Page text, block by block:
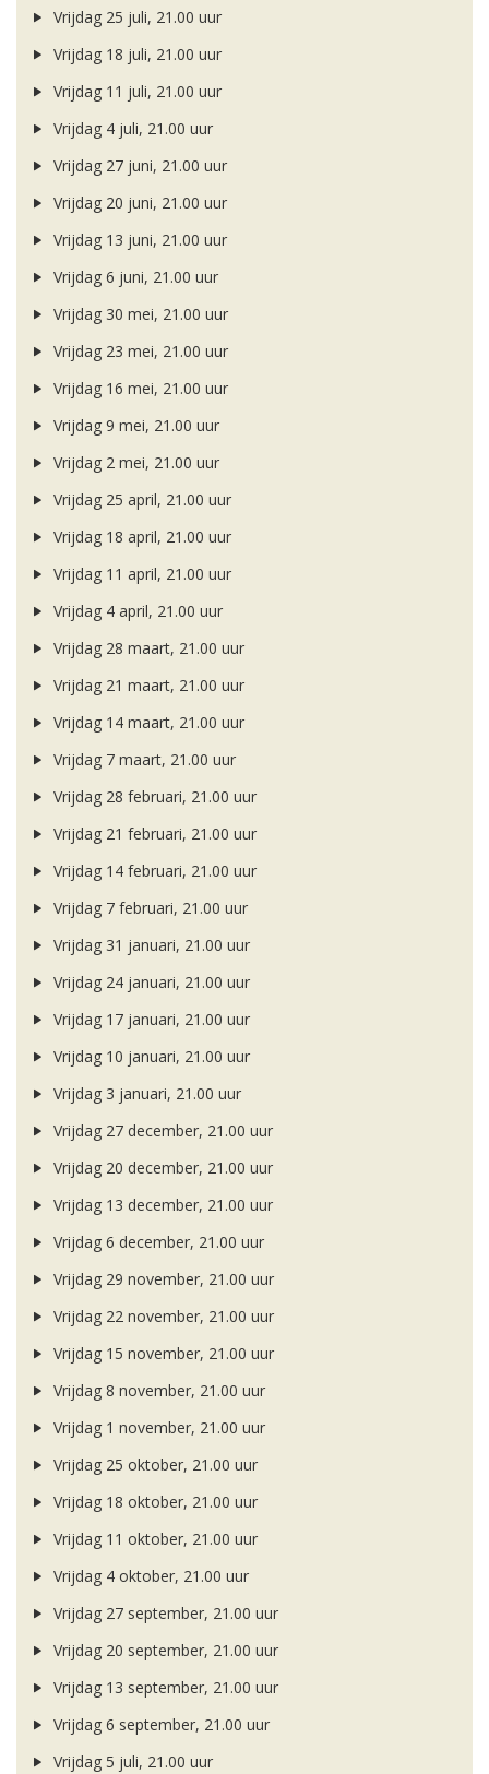
Vrijdag 25 juli, 21.00 uur
Vrijdag 18 juli, 21.00 uur
Vrijdag 11 juli, 21.00 uur
Vrijdag 4 juli, 21.00 uur
Vrijdag 27 juni, 21.00 uur
Vrijdag 20 juni, 21.00 uur
Vrijdag 13 juni, 21.00 uur
Vrijdag 6 juni, 21.00 uur
Vrijdag 30 mei, 21.00 uur
Vrijdag 23 mei, 21.00 uur
Vrijdag 16 mei, 21.00 uur
Vrijdag 9 mei, 21.00 uur
Vrijdag 2 mei, 21.00 uur
Vrijdag 25 april, 21.00 uur
Vrijdag 18 april, 21.00 uur
Vrijdag 11 april, 21.00 uur
Vrijdag 4 april, 21.00 uur
Vrijdag 28 maart, 21.00 uur
Vrijdag 21 maart, 21.00 uur
Vrijdag 14 maart, 21.00 uur
Vrijdag 7 maart, 21.00 uur
Vrijdag 28 februari, 21.00 uur
Vrijdag 21 februari, 21.00 uur
Vrijdag 14 februari, 21.00 uur
Vrijdag 7 februari, 21.00 uur
Vrijdag 31 januari, 21.00 uur
Vrijdag 24 januari, 21.00 uur
Vrijdag 17 januari, 21.00 uur
Vrijdag 10 januari, 21.00 uur
Vrijdag 3 januari, 21.00 uur
Vrijdag 27 december, 21.00 uur
Vrijdag 20 december, 21.00 uur
Vrijdag 13 december, 21.00 uur
Vrijdag 6 december, 21.00 uur
Vrijdag 29 november, 21.00 uur
Vrijdag 22 november, 21.00 uur
Vrijdag 15 november, 21.00 uur
Vrijdag 8 november, 21.00 uur
Vrijdag 1 november, 21.00 uur
Vrijdag 25 oktober, 21.00 uur
Vrijdag 18 oktober, 21.00 uur
Vrijdag 11 oktober, 21.00 uur
Vrijdag 4 oktober, 21.00 uur
Vrijdag 27 september, 21.00 uur
Vrijdag 20 september, 21.00 uur
Vrijdag 13 september, 21.00 uur
Vrijdag 6 september, 21.00 uur
Vrijdag 5 juli, 21.00 uur